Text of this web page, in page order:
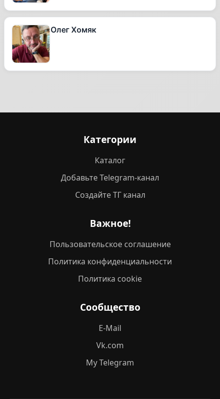
Олег Хомяк
Категории
Каталог
Добавьте Telegram-канал
Создайте ТГ канал
Важное!
Пользовательское соглашение
Политика конфиденциальности
Политика cookie
Сообщество
E-Mail
Vk.com
My Telegram